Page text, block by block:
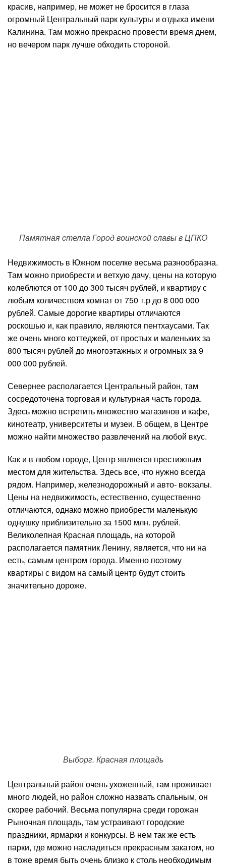
красив, например, не может не бросится в глаза
огромный Центральный парк культуры и отдыха имени
Калинина. Там можно прекрасно провести время днем,
но вечером парк лучше обходить стороной.
Памятная стелла Город воинской славы в ЦПКО
Недвижимость в Южном поселке весьма разнообразна.
Там можно приобрести и ветхую дачу, цены на которую
колеблются от 100 до 300 тысяч рублей, и квартиру с
любым количеством комнат от 750 т.р до 8 000 000
рублей. Самые дорогие квартиры отличаются
роскошью и, как правило, являются пентхаусами. Так
же очень много коттеджей, от простых и маленьких за
800 тысяч рублей до многоэтажных и огромных за 9
000 000 рублей.
Севернее располагается Центральный район, там
сосредоточена торговая и культурная часть города.
Здесь можно встретить множество магазинов и кафе,
кинотеатр, университеты и музеи. В общем, в Центре
можно найти множество развлечений на любой вкус.
Как и в любом городе, Центр является престижным
местом для жительства. Здесь все, что нужно всегда
рядом. Например, железнодорожный и авто- вокзалы.
Цены на недвижимость, естественно, существенно
отличаются, однако можно приобрести маленькую
однушку приблизительно за 1500 млн. рублей.
Великолепная Красная площадь, на которой
располагается памятник Ленину, является, что ни на
есть, самым центром города. Именно поэтому
квартиры с видом на самый центр будут стоить
значительно дороже.
Выборг. Красная площадь
Центральный район очень ухоженный, там проживает
много людей, но район сложно назвать спальным, он
скорее рабочий. Весьма популярна среди горожан
Рыночная площадь, там устраивают городские
праздники, ярмарки и конкурсы. В нем так же есть
парки, где можно насладиться прекрасным закатом, но
в тоже время быть очень близко к столь необходимым